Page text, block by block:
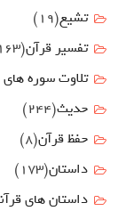
تشیع(19)
تفسیر قرآن(163)
تلاوت سوره
حدیث(244)
حفظ قرآن(8)
داستان(173)
داستان های